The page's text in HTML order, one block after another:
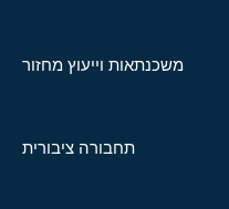
משכנתאות וייעוץ מחזור
תחבורה ציבורית